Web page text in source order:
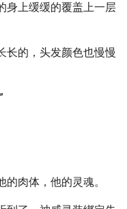
身上缓缓的覆盖上一层
长的，头发颜色也慢慢
肉体，他的灵魂。